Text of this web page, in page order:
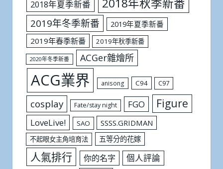
2018年夏季新番 2018年秋季新番
2019年冬季新番
2019年夏季新番
2019年春季新番
2019年秋季新番
2020年冬季新番 ACGer雜燴所
ACG業界 anisong C94 C97
cosplay Fate/stay night FGO Figure
LoveLive! SAO SSSS.GRIDMAN
不起眼女主角培育法 五等分的花嫁
人氣排行 你的名字 個人評論